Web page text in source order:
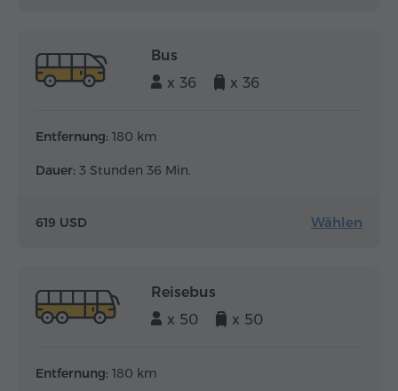
Bus
x 36
x 36
Entfernung: 180 km
Dauer: 3 Stunden 36 Min.
619 USD Wählen
Reisebus
x 50
x 50
Entfernung: 180 km